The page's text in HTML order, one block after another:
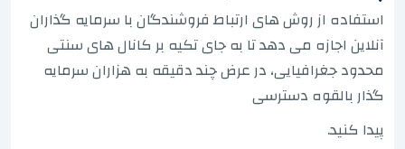
استفاده از روش های ارتباط فروشندگان با سرمایه گذاران
آنلاین اجازه می دهد تا به جای تکیه بر کانال های سنتی
محدود جغرافیایی، در عرض چند دقیقه به هزاران سرمایه
گذار بالقوه دسترسی
پیدا کنید.